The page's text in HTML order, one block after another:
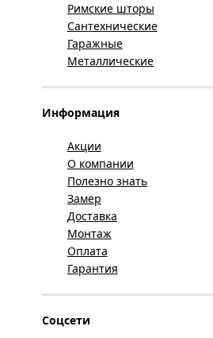
Римские шторы
Сантехнические
Гаражные
Металлические
Информация
Акции
О компании
Полезно знать
Замер
Доставка
Монтаж
Оплата
Гарантия
Соцсети